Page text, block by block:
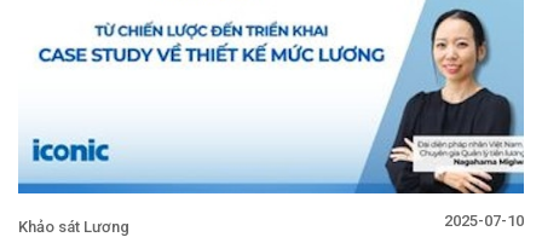
Khảo sát Lương 2025-07-10